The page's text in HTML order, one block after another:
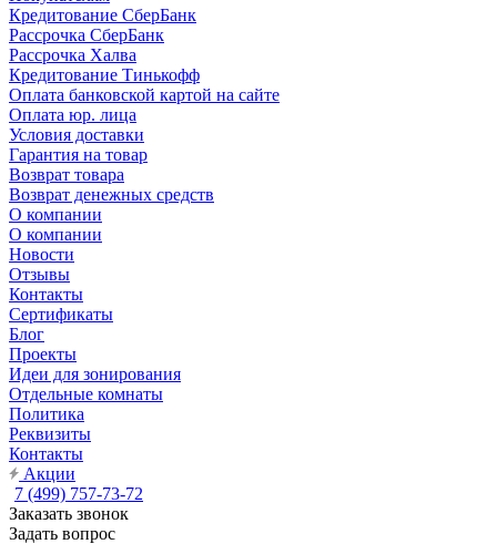
Кредитование СберБанк
Рассрочка СберБанк
Рассрочка Халва
Кредитование Тинькофф
Оплата банковской картой на сайте
Оплата юр. лица
Условия доставки
Гарантия на товар
Возврат товара
Возврат денежных средств
О компании
О компании
Новости
Отзывы
Контакты
Сертификаты
Блог
Проекты
Идеи для зонирования
Отдельные комнаты
Политика
Реквизиты
Контакты
Акции
7 (499) 757-73-72
Заказать звонок
Задать вопрос